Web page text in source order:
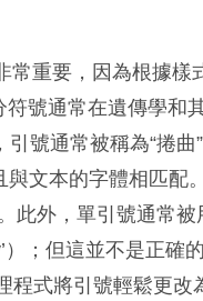
常重要，因為根據樣
符號通常在遺傳學和
號通常被稱為“捲曲
與文本的字體相匹配
此外，單引號通常被
；但這並不是正確
程式將引號輕鬆更改